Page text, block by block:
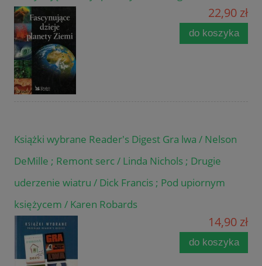
22,90 zł
do koszyka
Książki wybrane Reader's Digest Gra lwa / Nelson
DeMille ; Remont serc / Linda Nichols ; Drugie
uderzenie wiatru / Dick Francis ; Pod upiornym
księżycem / Karen Robards
14,90 zł
do koszyka